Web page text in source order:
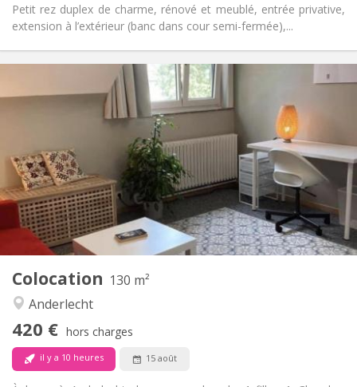
Petit rez duplex de charme, rénové et meublé, entrée privative,
extension à l’extérieur (banc dans cour semi-fermée),...
Colocation 130 m²
Anderlecht
420 € hors charges
il y a 10 heures 15 août
Infos Pratiques
420 €
100 €
12 mois
Domiciliation:
Sous conditions
Aménagement
Salle de bain:
Commune
Cuisine:
Commune
Superficie:
130 m
2
Pièces privées:
4